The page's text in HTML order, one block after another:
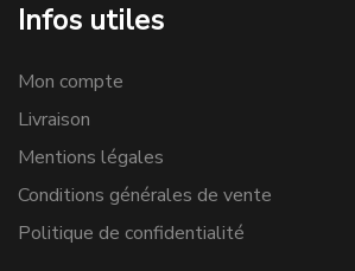
Infos utiles
Mon compte
Livraison
Mentions légales
Conditions générales de vente
Politique de confidentialité